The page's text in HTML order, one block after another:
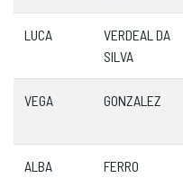
LUCA
VERDEAL DA
SILVA
VEGA GONZALEZ
ALBA FERRO